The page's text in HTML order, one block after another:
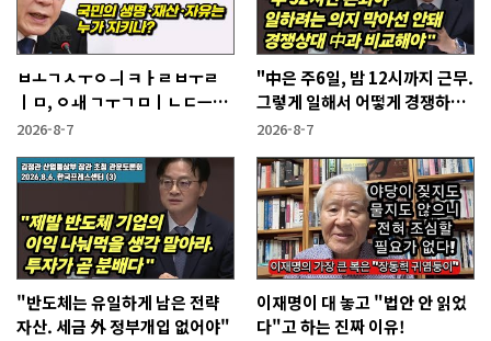
ㅂㅗㄱㅅㅜㅇㅢ ㅋㅏㄹㅂㅜㄹ
ㅣㅁ, ㅇㅙ ㄱㅜㄱㅁㅣㄴㄷㅡㄹ
ㅇㅣ ㄷㅏㅇㅎㅐㅇㅑ ㅎㅏㄴㅏ?
2026-8-7
"中은 주6일, 밤 12시까지 근무.
그렇게 일해서 어떻게 경쟁하냐
반문하더라"
2026-8-7
"반도체는 유일하게 남은 전략
자산. 세금 外 정부개입 없어야"
이재명이 대 놓고 "법안 안 읽었
다"고 하는 진짜 이유!